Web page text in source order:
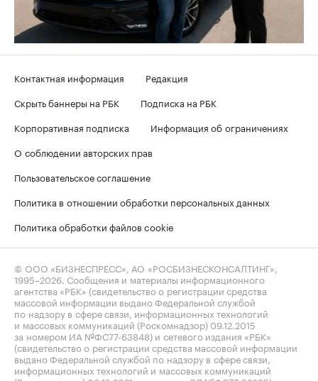
Контактная информация
Редакция
Скрыть баннеры на РБК
Подписка на РБК
Корпоративная подписка
Информация об ограничениях
О соблюдении авторских прав
Пользовательское соглашение
Политика в отношении обработки персональных данных
Политика обработки файлов cookie
© ООО «БИЗНЕСПРЕСС», АО «РОСБИЗНЕСКОНСАЛТИНГ»,
1995–2026 . Сообщения и материалы информационного
агентства «РБК» (свидетельство о регистрации средства
массовой информации выдано Федеральной службой
по надзору в сфере связи, информационных технологий
и массовых коммуникаций (Роскомнадзор) 09.12.2015
за номером ИА №ФС77-63848) и сетевого издания «РБК»
(свидетельство о регистрации средства массовой информации
выдано Федеральной службой по надзору в сфере связи,
информационных технологий и массовых коммуникаций